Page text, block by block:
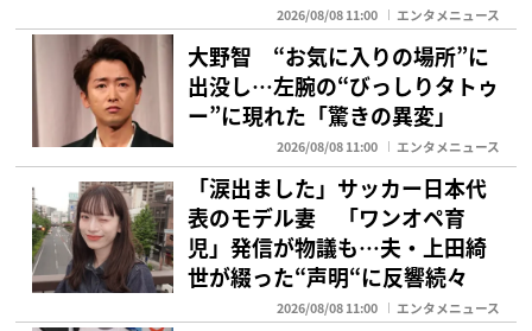
2026/08/08 11:00 エンタメニュース
大野智 “お気に入りの場所”に
出没し…左腕の“びっしりタトゥ
ー”に現れた「驚きの異変」
2026/08/08 11:00 エンタメニュース
「涙出ました」サッカー日本代
表のモデル妻 「ワンオペ育
児」発信が物議も…夫・上田綺
世が綴った“声明“に反響続々
2026/08/08 11:00 エンタメニュース